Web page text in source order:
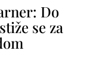
Do
se za